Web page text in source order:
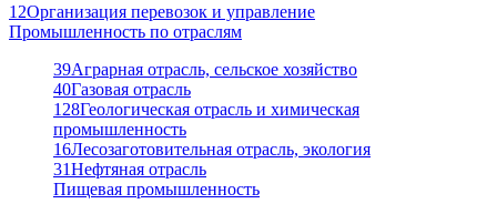
12Организация перевозок и управление
Промышленность по отраслям
39Аграрная отрасль, сельское хозяйство
40Газовая отрасль
128Геологическая отрасль и химическая
промышленность
16Лесозаготовительная отрасль, экология
31Нефтяная отрасль
Пищевая промышленность